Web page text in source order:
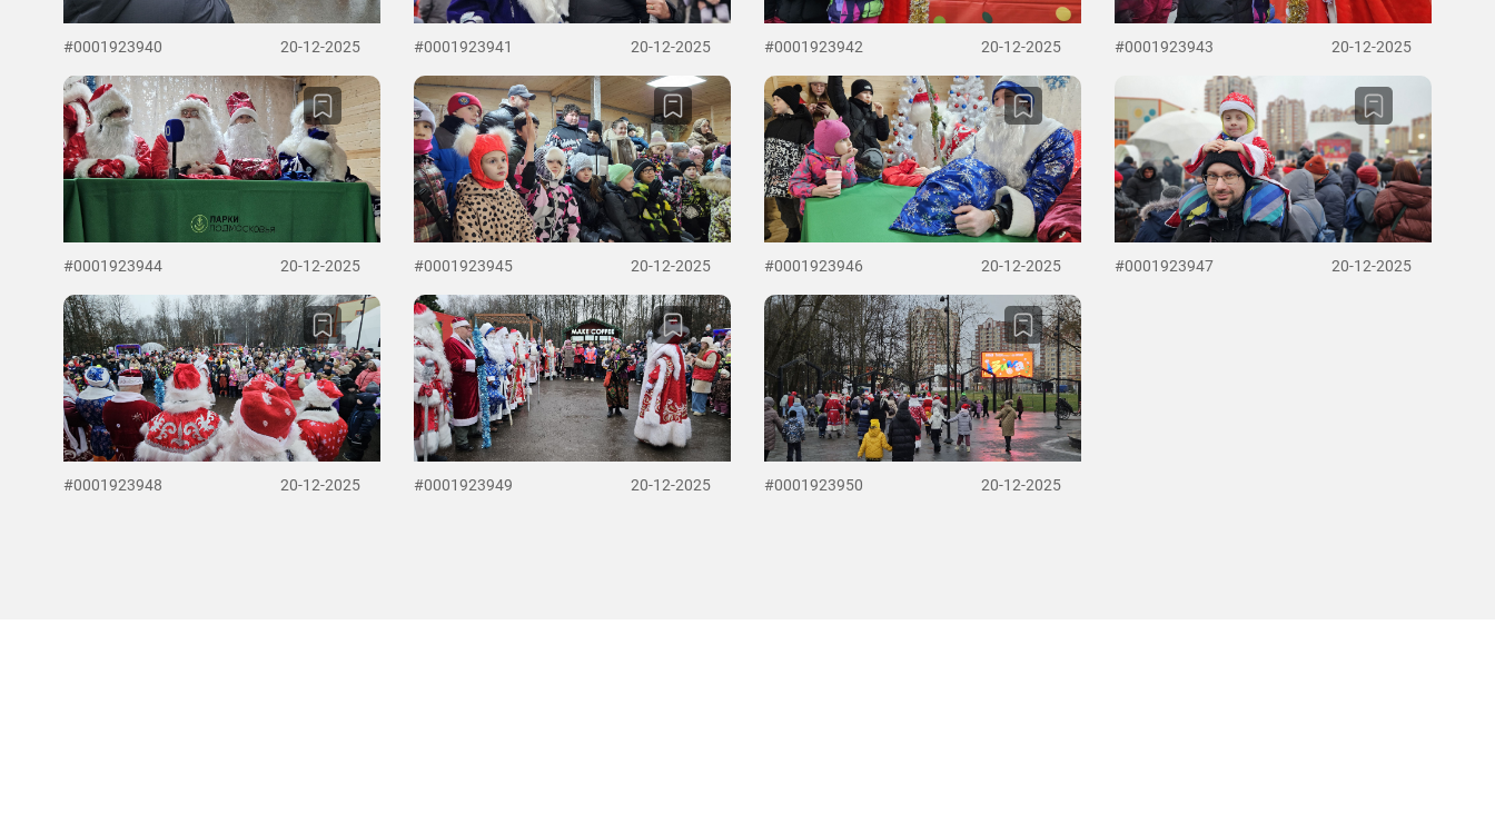
#0001923940 20-12-2025 #0001923941 20-12-2025 #0001923942 20-12-2025 #0001923943 20-12-2025
#0001923944 20-12-2025 #0001923945 20-12-2025 #0001923946 20-12-2025 #0001923947 20-12-2025
#0001923948 20-12-2025 #0001923949 20-12-2025 #0001923950 20-12-2025